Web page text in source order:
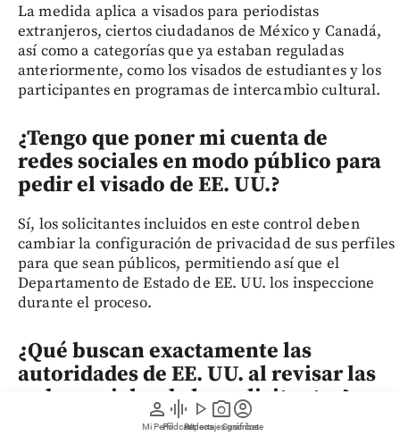
person
Mi Perfil
graphic_eq
Pódcast
play_arrow
Videos
photo_camera
Reportajes gráficos
account_circle
Suscríbete
La medida aplica a visados para periodistas
extranjeros, ciertos ciudadanos de México y Canadá,
así como a categorías que ya estaban reguladas
anteriormente, como los visados de estudiantes y los
participantes en programas de intercambio cultural.
¿Tengo que poner mi cuenta de
redes sociales en modo público para
pedir el visado de EE. UU.?
Sí, los solicitantes incluidos en este control deben
cambiar la configuración de privacidad de sus perfiles
para que sean públicos, permitiendo así que el
Departamento de Estado de EE. UU. los inspeccione
durante el proceso.
¿Qué buscan exactamente las
autoridades de EE. UU. al revisar las
redes sociales de los solicitantes?